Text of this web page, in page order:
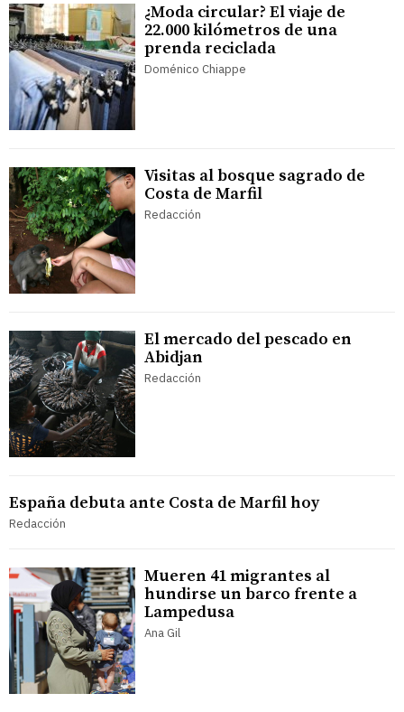
¿Moda circular? El viaje de
22.000 kilómetros de una
prenda reciclada
Doménico Chiappe
Visitas al bosque sagrado de
Costa de Marfil
Redacción
El mercado del pescado en
Abidjan
Redacción
España debuta ante Costa de Marfil hoy
Redacción
Mueren 41 migrantes al
hundirse un barco frente a
Lampedusa
Ana Gil